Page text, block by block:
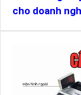
cho doanh